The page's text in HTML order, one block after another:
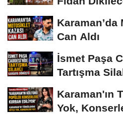
Karaman’da
Can Aldı
İsmet Paşa
Tartışma
Karaman'ın
Yok,